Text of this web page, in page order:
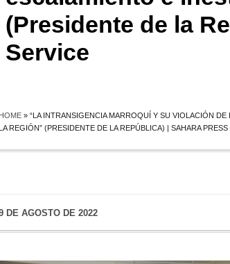
(Presidente de la
Service
HOME » “LA INTRANSIGENCIA MARROQUÍ Y SU VIOLACIÓN
LA REGIÓN” (PRESIDENTE DE LA REPÚBLICA) | SAHARA PRESS
DE AGOSTO DE 2022